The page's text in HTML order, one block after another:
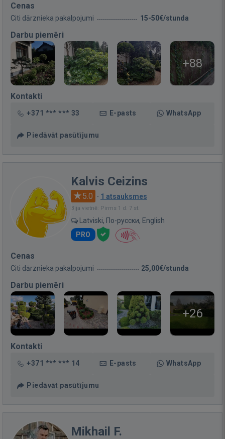
Cenas
Citi dārznieka pakalpojumi 15-50€/stunda
Darbu piemēri
+88
Kontakti
+371 *** *** 33 E-pasts WhatsApp
Piedāvāt pasūtījumu
Kalvis Ceizins
5.0 · 1 atsauksmes
Bija vietnē: Pirms 1 d. 7 st.
Latviski, По-русски, English
PRO
Cenas
Citi dārznieka pakalpojumi 25,00€/stunda
Darbu piemēri
+26
Kontakti
+371 *** *** 14 E-pasts WhatsApp
Piedāvāt pasūtījumu
Mikhail F.